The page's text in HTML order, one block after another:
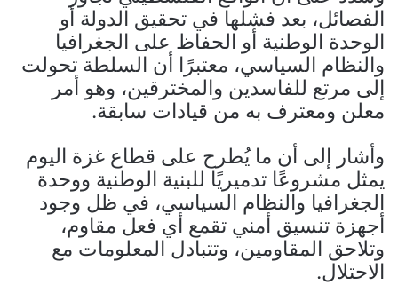
الفصائل، بعد فشلها في تحقيق الدولة أو
الوحدة الوطنية أو الحفاظ على الجغرافيا
والنظام السياسي، معتبرًا أن السلطة تحولت
إلى مرتع للفاسدين والمخترقين، وهو أمر
معلن ومعترف به من قيادات سابقة.
وأشار إلى أن ما يُطرح على قطاع غزة اليوم
يمثل مشروعًا تدميريًا للبنية الوطنية ووحدة
الجغرافيا والنظام السياسي، في ظل وجود
أجهزة تنسيق أمني تقمع أي فعل مقاوم،
وتلاحق المقاومين، وتتبادل المعلومات مع
الاحتلال.